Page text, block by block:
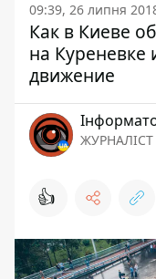
09:39, 26 липня
Как в Киеве
на Куреневке
движение
ЖУРНАЛІСТ
👍